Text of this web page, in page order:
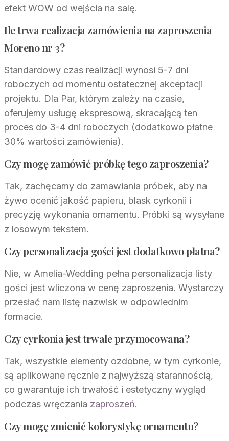
efekt WOW od wejścia na salę.
Ile trwa realizacja zamówienia na zaproszenia
Moreno nr 3?
Standardowy czas realizacji wynosi 5-7 dni
roboczych od momentu ostatecznej akceptacji
projektu. Dla Par, którym zależy na czasie,
oferujemy usługę ekspresową, skracającą ten
proces do 3-4 dni roboczych (dodatkowo płatne
30% wartości zamówienia).
Czy mogę zamówić próbkę tego zaproszenia?
Tak, zachęcamy do zamawiania próbek, aby na
żywo ocenić jakość papieru, blask cyrkonii i
precyzję wykonania ornamentu. Próbki są wysyłane
z losowym tekstem.
Czy personalizacja gości jest dodatkowo płatna?
Nie, w Amelia-Wedding pełna personalizacja listy
gości jest wliczona w cenę zaproszenia. Wystarczy
przesłać nam listę nazwisk w odpowiednim
formacie.
Czy cyrkonia jest trwale przymocowana?
Tak, wszystkie elementy ozdobne, w tym cyrkonie,
są aplikowane ręcznie z najwyższą starannością,
co gwarantuje ich trwałość i estetyczny wygląd
podczas wręczania zaproszeń.
Czy mogę zmienić kolorystykę ornamentu?